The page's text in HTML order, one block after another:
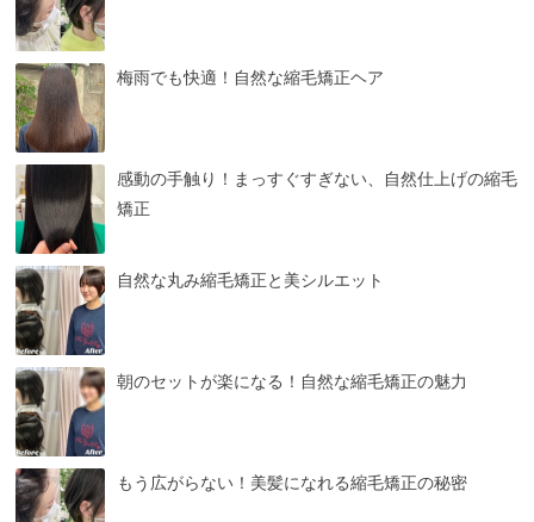
梅雨でも快適！自然な縮毛矯正ヘア
感動の手触り！まっすぐすぎない、自然仕上げの縮毛
矯正
自然な丸み縮毛矯正と美シルエット
朝のセットが楽になる！自然な縮毛矯正の魅力
もう広がらない！美髪になれる縮毛矯正の秘密